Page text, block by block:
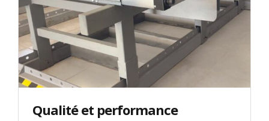
Qualité et performance